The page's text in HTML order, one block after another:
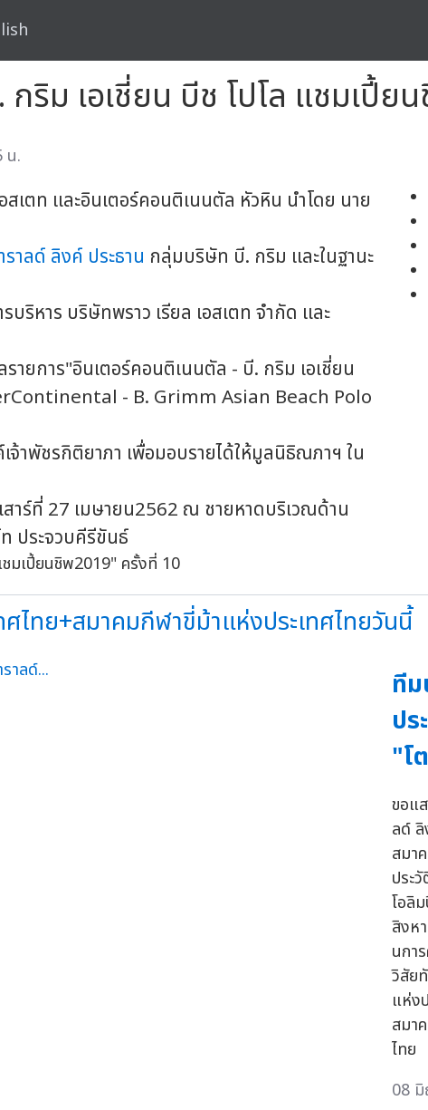
ริม เอเชี่ยน บีช โปโล แชมเปี้
น.
ท และอินเตอร์คอนติเนนตัล หัวหิน นำโดย นาย
ราลด์ ลิงค์ ประธาน กลุ่มบริษัท บี. กริม และในฐานะ
าร บริษัทพราว เรียล เอสเตท จำกัด และ
การ"อินเตอร์คอนติเนนตัล - บี. กริม เอเชี่ยน
- B. Grimm Asian Beach Polo
าพัชรกิติยาภา เพื่อมอบรายได้ให้มูลนิธิณภาฯ ใน
สาร์ที่ 27 เมษายน2562 ณ ชายหาดบริเวณด้าน
ประจวบคีรีขันธ์
ไทย+สมาคมกีฬาขี่ม้าแห่งประเทศไทยวันนี้
ที
ปร
"โ
ขอแ
ลด์ ลิ
สมา
ประ
โอลิ
สิงห
นกา
วิสัย
แห่ง
สมา
ไทย
08